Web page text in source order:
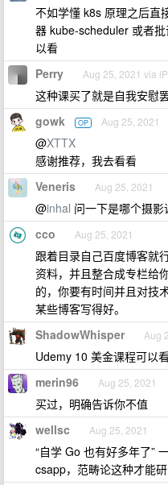
不如学懂 k8s 原理之后直
器 kube-scheduler 或者
以看
Perry Aug 25, 2021 via
这种课买了就是自我安慰
gowk OP Aug 25, 2021
@XTTX
感谢推荐，我去看看
Veneris Aug 25, 2021
@inhal 问一下是哪个摄影
cco Aug 25, 2021
跟着目录自己百度博客就
资料，并且整合成专栏给
的，你要有时间并且对技
某些博客写得好。
ShadowWhisper Aug
Udemy 10 美金课程可以
merin96 Aug 25, 2021
买过，明确告诉你不值
wellsc Aug 25, 2021
“自学 Go 也有好多年了”
csapp，范畴论这种才能